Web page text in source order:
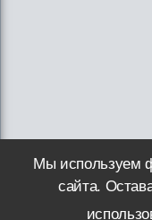
Мы используем
сайта.